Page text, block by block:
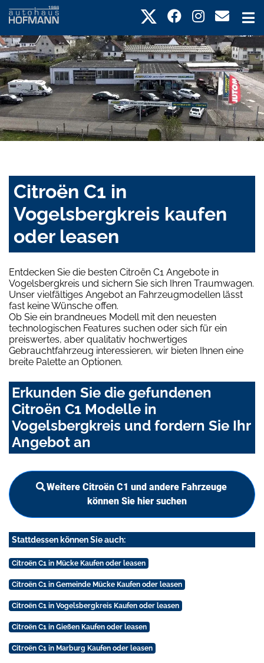
Citroën C1 in
Vogelsbergkreis kaufen
oder leasen
Entdecken Sie die besten Citroën C1 Angebote in
Vogelsbergkreis und sichern Sie sich Ihren Traumwagen.
Unser vielfältiges Angebot an Fahrzeugmodellen lässt
fast keine Wünsche offen.
Ob Sie ein brandneues Modell mit den neuesten
technologischen Features suchen oder sich für ein
preiswertes, aber qualitativ hochwertiges
Gebrauchtfahrzeug interessieren, wir bieten Ihnen eine
breite Palette an Optionen.
Erkunden Sie die gefundenen
Citroën C1 Modelle in
Vogelsbergkreis und fordern Sie Ihr
Angebot an
Weitere Citroën C1 und andere Fahrzeuge
können Sie hier suchen
Stattdessen können Sie auch:
Citroën C1 in Mücke Kaufen oder leasen
Citroën C1 in Gemeinde Mücke Kaufen oder leasen
Citroën C1 in Vogelsbergkreis Kaufen oder leasen
Citroën C1 in Gießen Kaufen oder leasen
Citroën C1 in Marburg Kaufen oder leasen